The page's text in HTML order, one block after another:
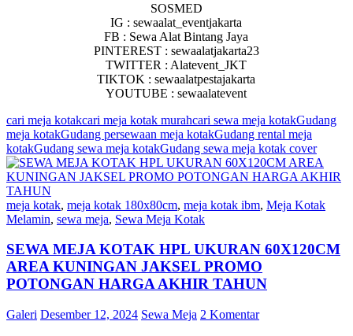
SOSMED
IG : sewaalat_eventjakarta
FB : Sewa Alat Bintang Jaya
PINTEREST : sewaalatjakarta23
TWITTER : Alatevent_JKT
TIKTOK : sewaalatpestajakarta
YOUTUBE : sewaalatevent
cari meja kotakcari meja kotak murahcari sewa meja kotakGudang
meja kotakGudang persewaan meja kotakGudang rental meja
kotakGudang sewa meja kotakGudang sewa meja kotak cover
meja kotak, meja kotak 180x80cm, meja kotak ibm, Meja Kotak
Melamin, sewa meja, Sewa Meja Kotak
SEWA MEJA KOTAK HPL UKURAN 60X120CM
AREA KUNINGAN JAKSEL PROMO
POTONGAN HARGA AKHIR TAHUN
Galeri Desember 12, 2024 Sewa Meja 2 Komentar